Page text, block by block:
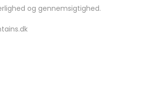
og gennemsigtighed.